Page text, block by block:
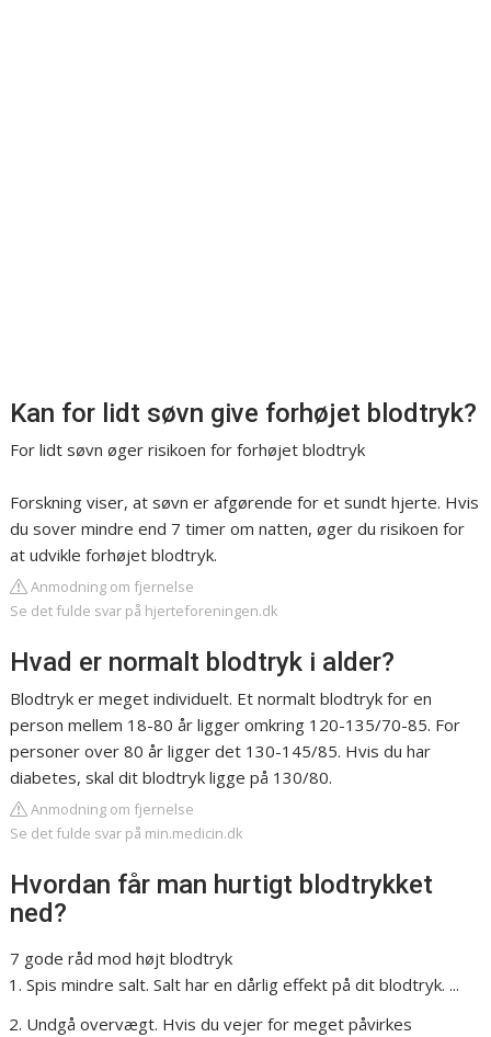
Kan for lidt søvn give forhøjet blodtryk?
For lidt søvn øger risikoen for forhøjet blodtryk
Forskning viser, at søvn er afgørende for et sundt hjerte. Hvis
du sover mindre end 7 timer om natten, øger du risikoen for
at udvikle forhøjet blodtryk.
Anmodning om fjernelse
Se det fulde svar på hjerteforeningen.dk
Hvad er normalt blodtryk i alder?
Blodtryk er meget individuelt. Et normalt blodtryk for en
person mellem 18-80 år ligger omkring 120-135/70-85. For
personer over 80 år ligger det 130-145/85. Hvis du har
diabetes, skal dit blodtryk ligge på 130/80.
Anmodning om fjernelse
Se det fulde svar på min.medicin.dk
Hvordan får man hurtigt blodtrykket
ned?
7 gode råd mod højt blodtryk
Spis mindre salt. Salt har en dårlig effekt på dit blodtryk. ...
Undgå overvægt. Hvis du vejer for meget påvirkes